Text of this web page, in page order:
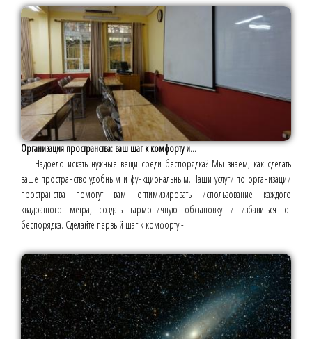
Организация пространства: ваш шаг к комфорту и...
Надоело искать нужные вещи среди беспорядка? Мы знаем, как сделать
ваше пространство удобным и функциональным. Наши услуги по организации
пространства помогут вам оптимизировать использование каждого
квадратного метра, создать гармоничную обстановку и избавиться от
беспорядка. Сделайте первый шаг к комфорту -